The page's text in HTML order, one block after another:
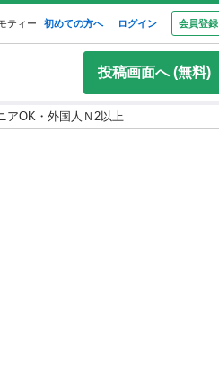
ティー 初めての方へ ログイン 会員登録
投稿画面へ (無料)
アOK・外国人Ｎ2以上